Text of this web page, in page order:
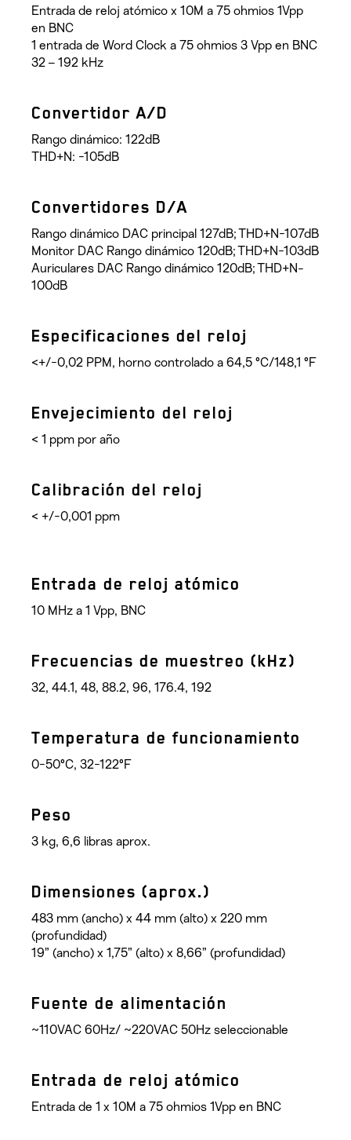
Entrada de reloj atómico x 10M a 75 ohmios 1Vpp
en BNC
1 entrada de Word Clock a 75 ohmios 3 Vpp en BNC
32 – 192 kHz
Convertidor A/D
Rango dinámico: 122dB
THD+N: -105dB
Convertidores D/A
Rango dinámico DAC principal 127dB; THD+N-107dB
Monitor DAC Rango dinámico 120dB; THD+N-103dB
Auriculares DAC Rango dinámico 120dB; THD+N-
100dB
Especificaciones del reloj
<+/-0,02 PPM, horno controlado a 64,5 °C/148,1 °F
Envejecimiento del reloj
< 1 ppm por año
Calibración del reloj
< +/-0,001 ppm
Entrada de reloj atómico
10 MHz a 1 Vpp, BNC
Frecuencias de muestreo (kHz)
32, 44.1, 48, 88.2, 96, 176.4, 192
Temperatura de funcionamiento
0-50°C, 32-122°F
Peso
3 kg, 6,6 libras aprox.
Dimensiones (aprox.)
483 mm (ancho) x 44 mm (alto) x 220 mm
(profundidad)
19” (ancho) x 1,75” (alto) x 8,66” (profundidad)
Fuente de alimentación
~110VAC 60Hz/ ~220VAC 50Hz seleccionable
Entrada de reloj atómico
Entrada de 1 x 10M a 75 ohmios 1Vpp en BNC